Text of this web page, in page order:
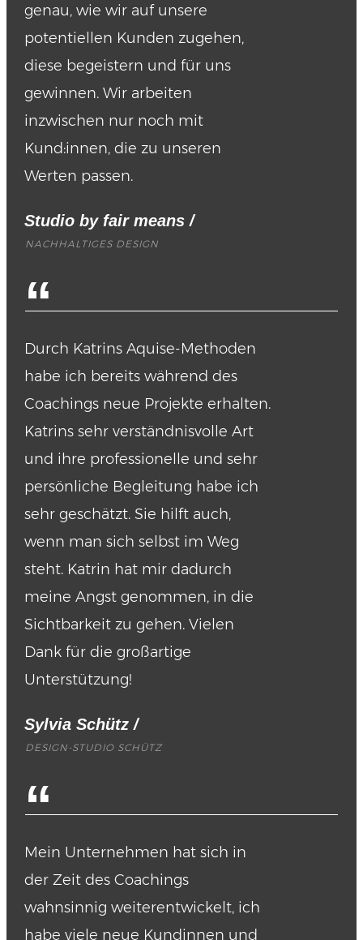
genau, wie wir auf unsere
potentiellen Kunden zugehen,
diese begeistern und für uns
gewinnen. Wir arbeiten
inzwischen nur noch mit
Kund:innen, die zu unseren
Werten passen.
Studio by fair means /
NACHHALTIGES DESIGN
“
Durch Katrins Aquise-Methoden
habe ich bereits während des
Coachings neue Projekte erhalten.
Katrins sehr verständnisvolle Art
und ihre professionelle und sehr
persönliche Begleitung habe ich
sehr geschätzt. Sie hilft auch,
wenn man sich selbst im Weg
steht. Katrin hat mir dadurch
meine Angst genommen, in die
Sichtbarkeit zu gehen. Vielen
Dank für die großartige
Unterstützung!
Sylvia Schütz /
DESIGN-STUDIO SCHÜTZ
“
Mein Unternehmen hat sich in
der Zeit des Coachings
wahnsinnig weiterentwickelt, ich
habe viele neue Kundinnen und